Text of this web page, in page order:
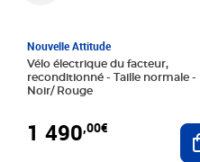
Nouvelle Attitude
Vélo électrique du facteur,
reconditionné - Taille normale -
Noir/ Rouge
1 490,00€